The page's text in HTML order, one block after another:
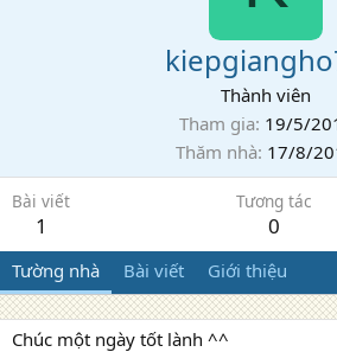
Thành viên
Tham gia 19/5/
Thăm nhà 17/8/
Bài viết
1
Tương tác
0
Tường nhà Bài viết Giới thiệu
Chúc một ngày tốt lành ^^